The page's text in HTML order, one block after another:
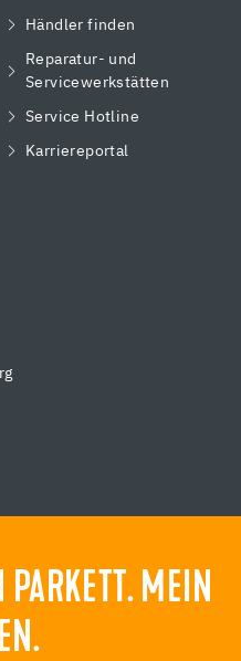
Händler finden
Reparatur- und
Servicewerkstätten
Service Hotline
Karriereportal
MEIN